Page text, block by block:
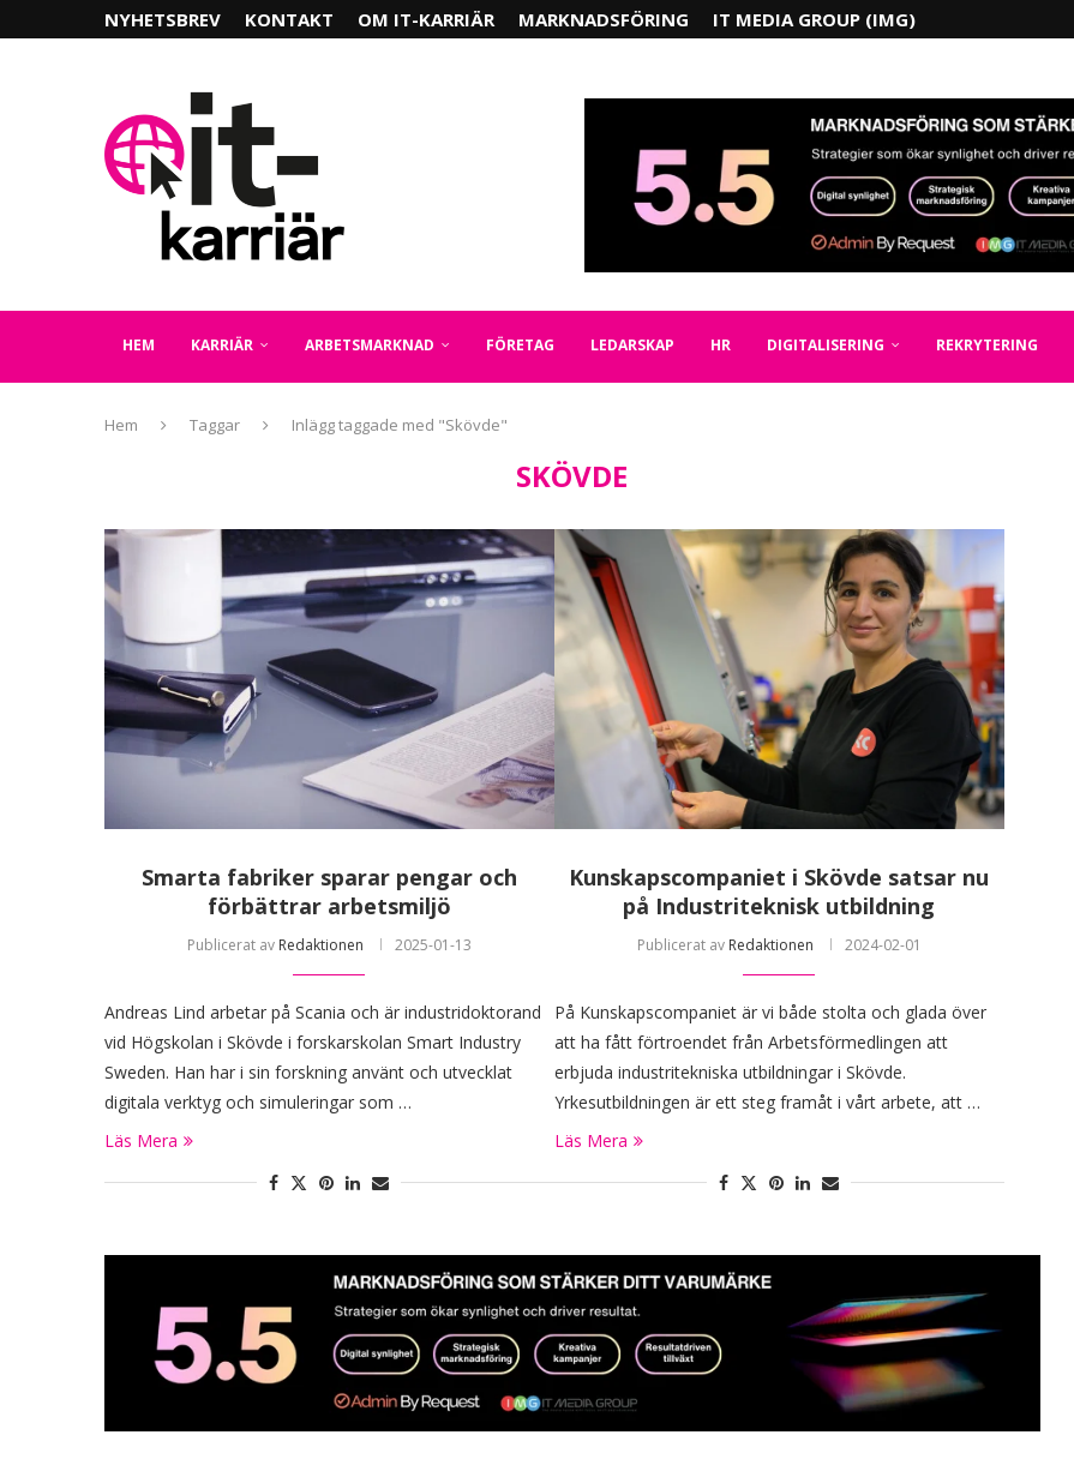
NYHETSBREV KONTAKT OM IT-KARRIÄR MARKNADSFÖRING IT MEDIA GROUP (IMG)
HEM KARRIÄR ARBETSMARKNAD FÖRETAG LEDARSKAP HR DIGITALISERING REKRYTERING
Hem Taggar Inlägg taggade med "Skövde"
SKÖVDE
Smarta fabriker sparar pengar och
förbättrar arbetsmiljö
Publicerat av Redaktionen 2025-01-13
Andreas Lind arbetar på Scania och är industridoktorand
vid Högskolan i Skövde i forskarskolan Smart Industry
Sweden. Han har i sin forskning använt och utvecklat
digitala verktyg och simuleringar som …
Läs Mera
Kunskapscompaniet i Skövde satsar nu
på Industriteknisk utbildning
Publicerat av Redaktionen 2024-02-01
På Kunskapscompaniet är vi både stolta och glada över
att ha fått förtroendet från Arbetsförmedlingen att
erbjuda industritekniska utbildningar i Skövde.
Yrkesutbildningen är ett steg framåt i vårt arbete, att …
Läs Mera